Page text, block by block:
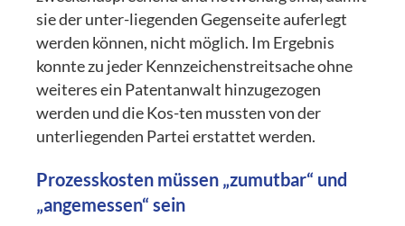
sie der unter-liegenden Gegenseite auferlegt
werden können, nicht möglich. Im Ergebnis
konnte zu jeder Kennzeichenstreitsache ohne
weiteres ein Patentanwalt hinzugezogen
werden und die Kos-ten mussten von der
unterliegenden Partei erstattet werden.
Prozesskosten müssen „zumutbar“ und
„angemessen“ sein